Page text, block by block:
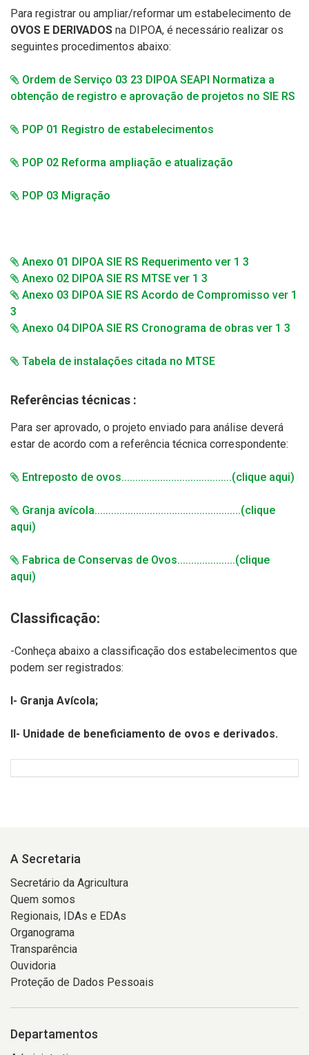
Para registrar ou ampliar/reformar um estabelecimento de
OVOS E DERIVADOS na DIPOA, é necessário realizar os
seguintes procedimentos abaixo:
Ordem de Serviço 03 23 DIPOA SEAPI Normatiza a
obtenção de registro e aprovação de projetos no SIE RS
POP 01 Registro de estabelecimentos
POP 02 Reforma ampliação e atualização
POP 03 Migração
Anexo 01 DIPOA SIE RS Requerimento ver 1 3
Anexo 02 DIPOA SIE RS MTSE ver 1 3
Anexo 03 DIPOA SIE RS Acordo de Compromisso ver 1
3
Anexo 04 DIPOA SIE RS Cronograma de obras ver 1 3
Tabela de instalações citada no MTSE
Referências técnicas :
Para ser aprovado, o projeto enviado para análise deverá
estar de acordo com a referência técnica correspondente:
Entreposto de ovos........................................(clique aqui)
Granja avícola.....................................................(clique
aqui)
Fabrica de Conservas de Ovos.....................(clique
aqui)
Classificação:
-Conheça abaixo a classificação dos estabelecimentos que
podem ser registrados:
I- Granja Avícola;
II- Unidade de beneficiamento de ovos e derivados.
A Secretaria
Secretário da Agricultura
Quem somos
Regionais, IDAs e EDAs
Organograma
Transparência
Ouvidoria
Proteção de Dados Pessoais
Departamentos